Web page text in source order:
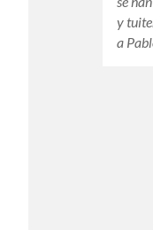
y
a